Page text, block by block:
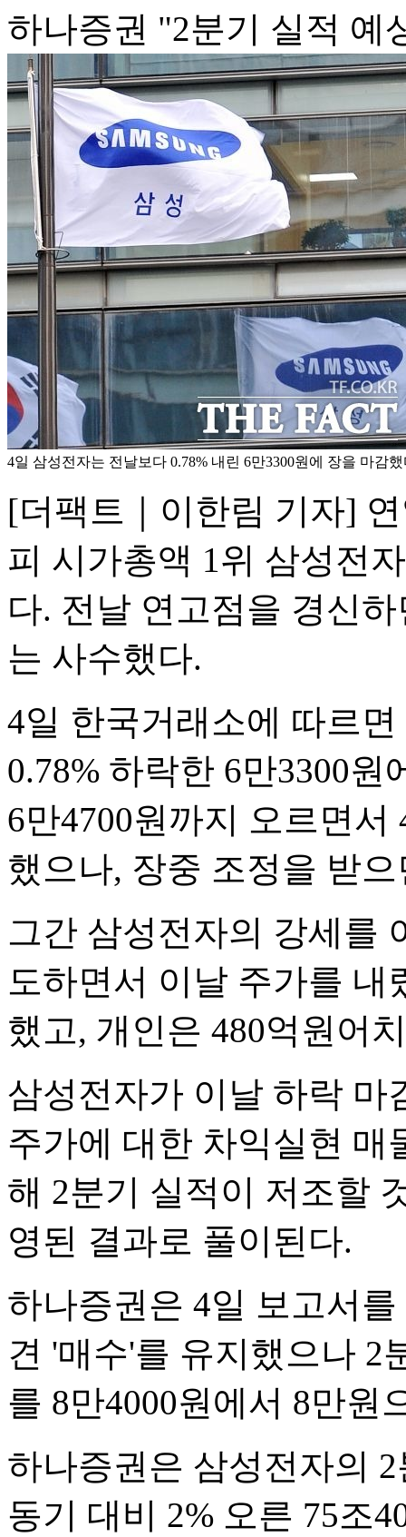
하나증권 "2분기 실적 예
4일 삼성전자는 전날보다 0.78% 내린 6만3300원에 장을 마감
[더팩트｜이한림 기자]
피 시가총액 1위 삼성전
다. 전날 연고점을 경신
는 사수했다.
4일 한국거래소에 따르
0.78% 하락한 6만3300
6만4700원까지 오르면
했으나, 장중 조정을 받
그간 삼성전자의 강세를
도하면서 이날 주가를 내
했고, 개인은 480억원어
삼성전자가 이날 하락 마
주가에 대한 차익실현 매
해 2분기 실적이 저조할
영된 결과로 풀이된다.
하나증권은 4일 보고서
견 '매수'를 유지했으나 2
를 8만4000원에서 8만원
하나증권은 삼성전자의
동기 대비 2% 오른 75조